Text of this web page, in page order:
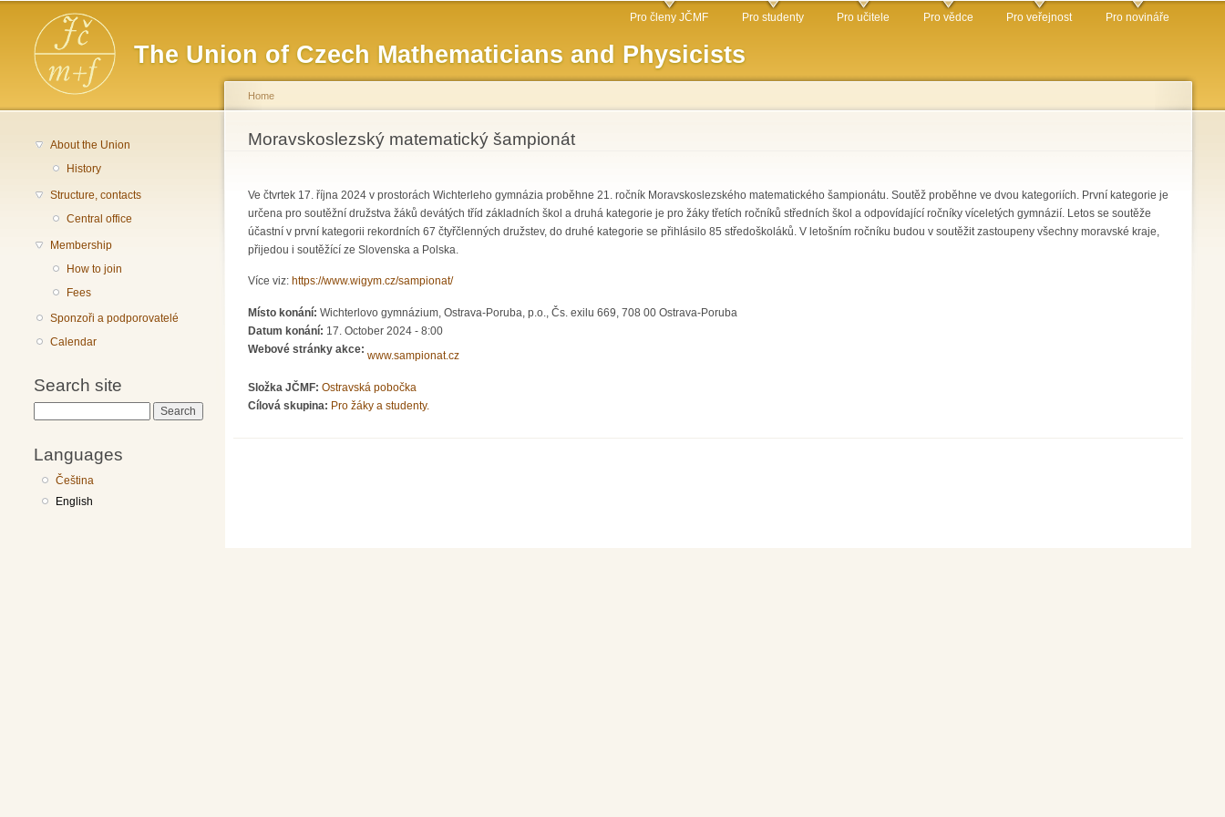
The Union of Czech Mathematicians and Physicists
Main menu Pro členy JČMF Pro studenty Pro učitele Pro vědce Pro veřejnost Pro novináře
About the Union
History
Structure, contacts
Central office
Membership
How to join
Fees
Sponzoři a podporovatelé
Calendar
Search site
Languages
Čeština
English
You are here
Home
Moravskoslezský matematický šampionát
Ve čtvrtek 17. října 2024 v prostorách Wichterleho gymnázia proběhne 21. ročník Moravskoslezského matematického šampionátu. Soutěž proběhne ve dvou kategoriích. První kategorie je
určena pro soutěžní družstva žáků devátých tříd základních škol a druhá kategorie je pro žáky třetích ročníků středních škol a odpovídající ročníky víceletých gymnázií. Letos se soutěže
účastní v první kategorii rekordních 67 čtyřčlenných družstev, do druhé kategorie se přihlásilo 85 středoškoláků. V letošním ročníku budou v soutěžit zastoupeny všechny moravské kraje,
přijedou i soutěžící ze Slovenska a Polska.
Více viz: https://www.wigym.cz/sampionat/
Místo konání: Wichterlovo gymnázium, Ostrava-Poruba, p.o., Čs. exilu 669, 708 00 Ostrava-Poruba
Datum konání: 17. October 2024 - 8:00
Webové stránky akce:
www.sampionat.cz
Složka JČMF: Ostravská pobočka
Cílová skupina: Pro žáky a studenty.